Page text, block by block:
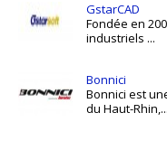
GstarCAD
Fondée en
industriels ...
Bonnici
Bonnici est
du Haut-Rhin,...